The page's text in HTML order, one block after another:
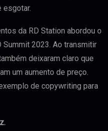
esgotar.
da RD Station abordou o
Summit 2023. Ao transmitir
deixaram claro que
um aumento de preço.
de copywriting para